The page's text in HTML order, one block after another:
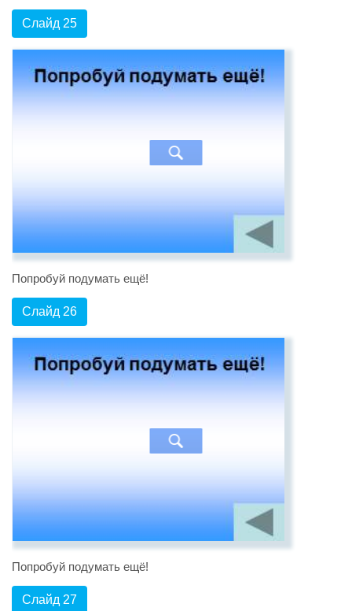
Слайд 25
Попробуй подумать ещё!
Слайд 26
Попробуй подумать ещё!
Слайд 27